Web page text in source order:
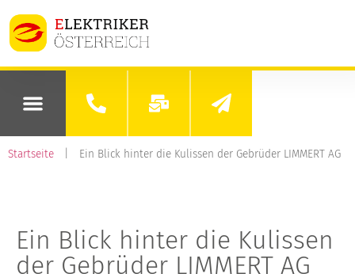
Startseite Ein Blick hinter die Kulissen der Gebrüder LIMMERT AG
Ein Blick hinter die Kulissen
der Gebrüder LIMMERT AG